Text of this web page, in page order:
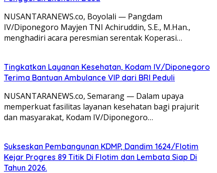
NUSANTARANEWS.co, Boyolali — Pangdam
IV/Diponegoro Mayjen TNI Achiruddin, S.E., M.Han.,
menghadiri acara peresmian serentak Koperasi…
Tingkatkan Layanan Kesehatan, Kodam IV/Diponegoro
Terima Bantuan Ambulance VIP dari BRI Peduli
NUSANTARANEWS.co, Semarang — Dalam upaya
memperkuat fasilitas layanan kesehatan bagi prajurit
dan masyarakat, Kodam IV/Diponegoro…
Sukseskan Pembangunan KDMP, Dandim 1624/Flotim
Kejar Progres 89 Titik Di Flotim dan Lembata Siap Di
Tahun 2026.